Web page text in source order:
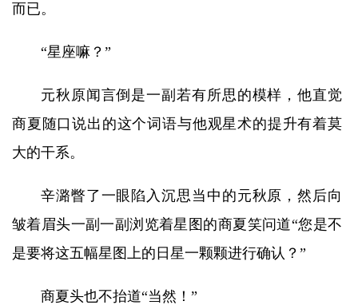
而已。
“星座嘛？”
元秋原闻言倒是一副若有所思的模样，他直觉
商夏随口说出的这个词语与他观星术的提升有着莫
大的干系。
辛潞瞥了一眼陷入沉思当中的元秋原，然后向
皱着眉头一副一副浏览着星图的商夏笑问道“您是不
是要将这五幅星图上的日星一颗颗进行确认？”
商夏头也不抬道“当然！”